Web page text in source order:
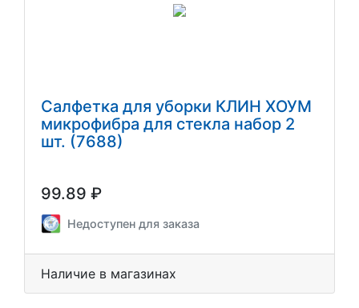
Салфетка для уборки КЛИН ХОУМ
микрофибра для стекла набор 2
шт. (7688)
99.89 ₽
Недоступен для заказа
Наличие в магазинах